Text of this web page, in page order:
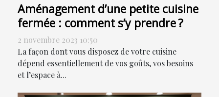
Aménagement d’une petite cuisine
fermée : comment s’y prendre ?
2 novembre 2023 10:50
La façon dont vous disposez de votre cuisine
dépend essentiellement de vos goûts, vos besoins
et l’espace à...